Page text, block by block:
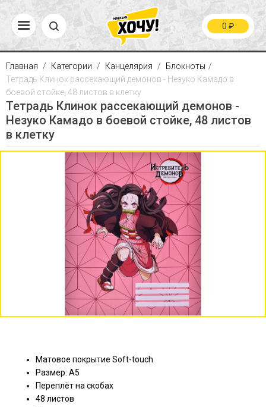
0 ₽
Главная Категории Канцелярия
Блокноты
Тетрадь Клинок рассекающий демонов - Незуко Камадо в
боевой стойке, 48 листов в клетку
Тетрадь Клинок рассекающий демонов -
Незуко Камадо в боевой стойке, 48 листов
в клетку
Матовое покрытие Soft-touch
Размер: А5
Переплёт на скобах
48 листов